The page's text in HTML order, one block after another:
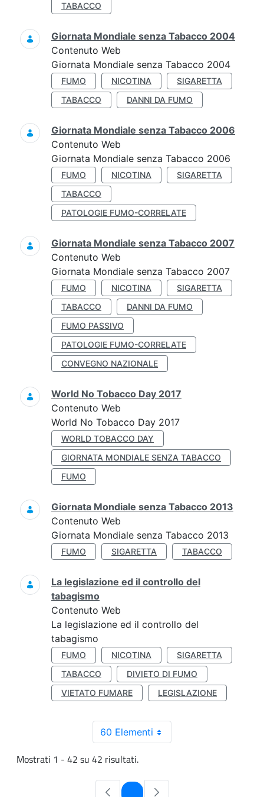
TABACCO
Giornata Mondiale senza Tabacco 2004
Contenuto Web
Giornata Mondiale senza Tabacco 2004
FUMO NICOTINA
SIGARETTA
TABACCO
DANNI DA FUMO
Giornata Mondiale senza Tabacco 2006
Contenuto Web
Giornata Mondiale senza Tabacco 2006
FUMO NICOTINA
SIGARETTA
TABACCO
PATOLOGIE FUMO-CORRELATE
Giornata Mondiale senza Tabacco 2007
Contenuto Web
Giornata Mondiale senza Tabacco 2007
FUMO NICOTINA
SIGARETTA
TABACCO
DANNI DA FUMO
FUMO PASSIVO
PATOLOGIE FUMO-CORRELATE
CONVEGNO NAZIONALE
World No Tobacco Day 2017
Contenuto Web
World No Tobacco Day 2017
WORLD TOBACCO DAY
GIORNATA MONDIALE SENZA TABACCO
FUMO
Giornata Mondiale senza Tabacco 2013
Contenuto Web
Giornata Mondiale senza Tabacco 2013
FUMO SIGARETTA TABACCO
La legislazione ed il controllo del
tabagismo
Contenuto Web
La legislazione ed il controllo del
tabagismo
FUMO NICOTINA
SIGARETTA
TABACCO
DIVIETO DI FUMO
VIETATO FUMARE
LEGISLAZIONE
60 Elementi
Mostrati 1 - 42 su 42 risultati.
Pagina